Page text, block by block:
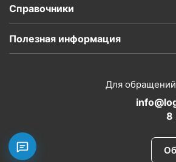
Справочники
Полезная информация
Для
8